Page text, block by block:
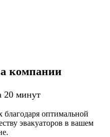
компании
20 минут
оптимальной
эвакуаторов в вашем